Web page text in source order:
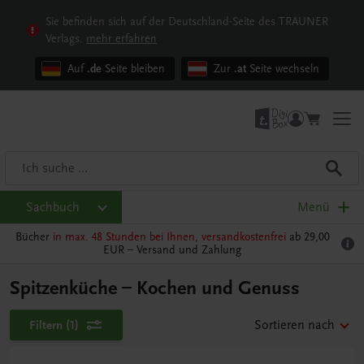
Sie befinden sich auf der Deutschland-Seite des TRAUNER
Verlags. mehr erfahren
Auf .de Seite bleiben Zur .at Seite wechseln
Sachbuch Menü
Bücher in max. 48 Stunden bei Ihnen, versandkostenfrei ab 29,00
EUR – Versand und Zahlung
Spitzenküche – Kochen und Genuss
Filtern (1) Sortieren nach